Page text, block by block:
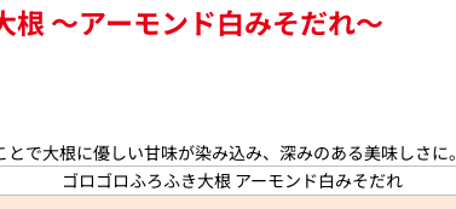
根 ～アーモンド白みそだれ～
で大根に優しい甘味が染み込み、深みのある美味しさに。